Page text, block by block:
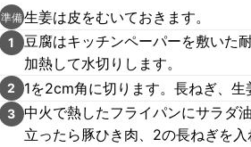
準備生姜は皮をむいておきます。
1
豆腐はキッチンペーパーを敷いた
加熱して水切りします。
2 1を2cm角に切ります。長ねぎ、生
3 中火で熱したフライパンにサラダ
立ったら豚ひき肉、2の長ねぎを